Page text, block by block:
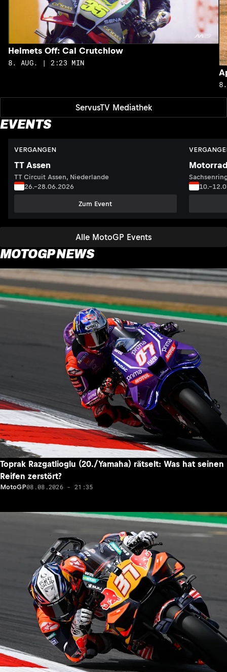
ServusTV Mediathek
Helmets Off: Cal Crutchlow
8. AUG. | 2:23 MIN
EVENTS
Alle MotoGP Events
VERGANGEN
TT Assen
TT Circuit Assen, Niederlande
26.–28.06.2026
Zum Event
MOTOGP NEWS
Toprak Razgatlioglu (20./Yamaha) rätselt: Was hat seinen
Reifen zerstört?
MotoGP08.08.2026 - 21:35